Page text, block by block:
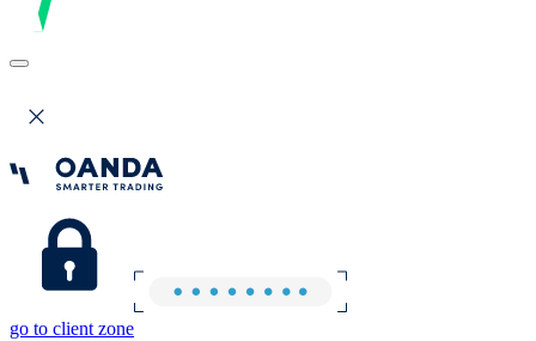
go to client zone